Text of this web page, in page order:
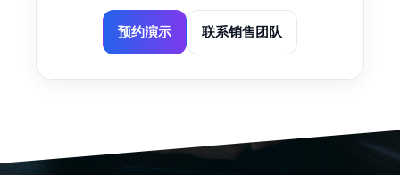
预约演示 联系销售团队